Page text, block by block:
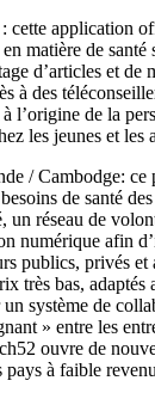
application
matière de santé
d’articles et de
à des
l’origine de la
les jeunes et les
/ Cambodge: ce
de santé
un réseau de
numérique afin
publics, privés et
très bas, adaptés
système de
» entre les
ouvre de
pays à faible